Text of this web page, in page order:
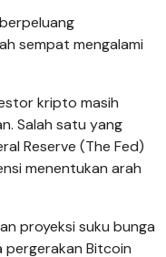
sempat mengalami
kripto masih
Salah satu yang
Reserve (The Fed)
menentukan arah
proyeksi suku bunga
pergerakan Bitcoin